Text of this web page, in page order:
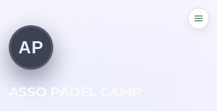
AP
ASSO PADEL CAMP